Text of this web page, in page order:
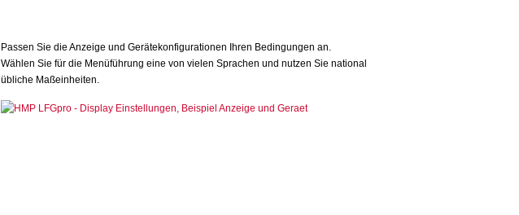
Passen Sie die Anzeige und Gerätekonfigurationen Ihren Bedingungen an.
Wählen Sie für die Menüführung eine von vielen Sprachen und nutzen Sie national
übliche Maßeinheiten.